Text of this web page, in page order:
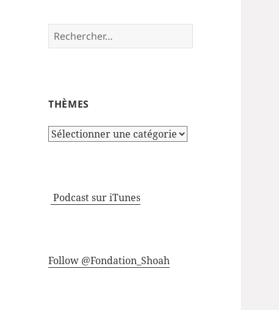
Rechercher :
THÈMES
Thèmes
Podcast sur iTunes
Follow @Fondation_Shoah